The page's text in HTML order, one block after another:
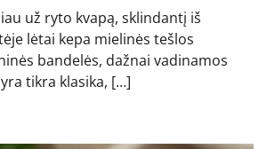
už ryto kvapą, sklindantį iš
lėtai kepa mielinės tešlos
bandelės, dažnai vadinamos
tikra klasika, […]